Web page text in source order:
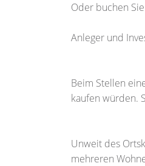
Oder buchen
Anleger und
Beim Stellen
kaufen würden.
Unweit des
mehreren